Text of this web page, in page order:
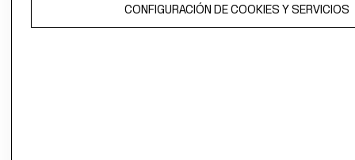
CONFIGURACIÓN DE COOKIES Y SERVICIOS